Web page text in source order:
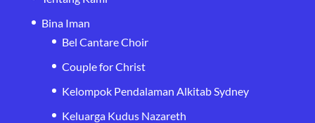
Bina Iman
Bel Cantare Choir
Couple for Christ
Kelompok Pendalaman Alkitab Sydney
Keluarga Kudus Nazareth